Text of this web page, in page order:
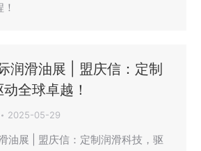
润滑油展 | 盟庆信：定制
全球卓越！
2025-05-29
油展 | 盟庆信：定制润滑科技，驱